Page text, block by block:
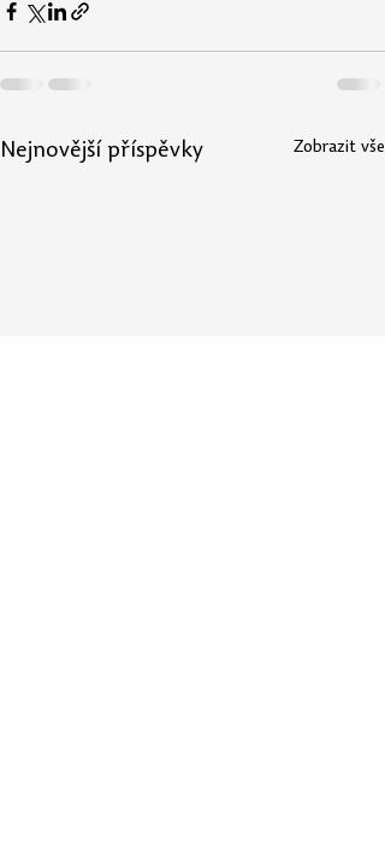
Nejnovější příspěvky Zobrazit vše